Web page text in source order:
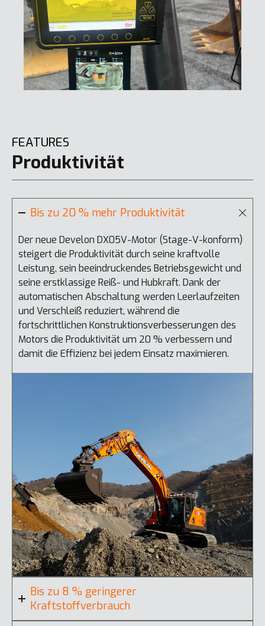
FEATURES
Produktivität
Bis zu 20 % mehr Produktivität
Der neue Develon DX05V-Motor (Stage-V-konform)
steigert die Produktivität durch seine kraftvolle
Leistung, sein beeindruckendes Betriebsgewicht und
seine erstklassige Reiß- und Hubkraft. Dank der
automatischen Abschaltung werden Leerlaufzeiten
und Verschleiß reduziert, während die
fortschrittlichen Konstruktionsverbesserungen des
Motors die Produktivität um 20 % verbessern und
damit die Effizienz bei jedem Einsatz maximieren.
Bis zu 8 % geringerer
Kraftstoffverbrauch